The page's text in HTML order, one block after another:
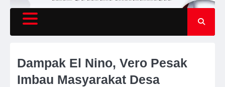
Dampak El Nino, Vero Pesak
Imbau Masyarakat Desa